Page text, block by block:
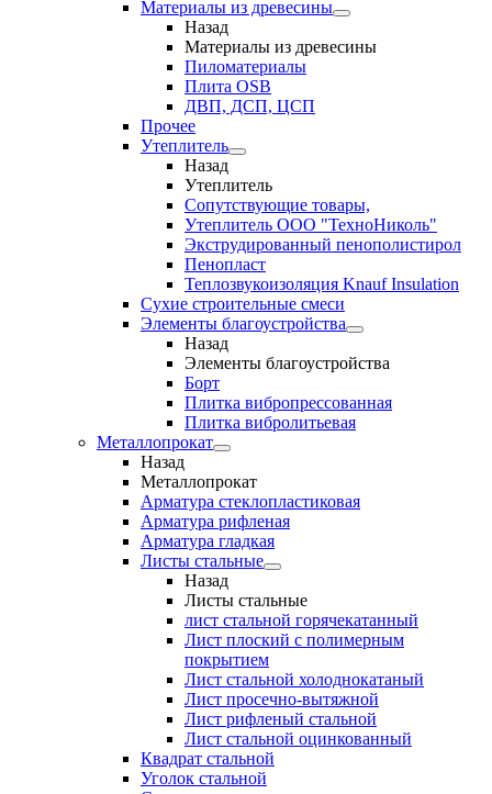
Материалы из древесины
Назад
Материалы из древесины
Пиломатериалы
Плита OSB
ДВП, ДСП, ЦСП
Прочее
Утеплитель
Назад
Утеплитель
Сопутствующие товары,
Утеплитель ООО "ТехноНиколь"
Экструдированный пенополистирол
Пенопласт
Теплозвукоизоляция Knauf Insulation
Сухие строительные смеси
Элементы благоустройства
Назад
Элементы благоустройства
Борт
Плитка вибропрессованная
Плитка вибролитьевая
Металлопрокат
Назад
Металлопрокат
Арматура стеклопластиковая
Арматура рифленая
Арматура гладкая
Листы стальные
Назад
Листы стальные
лист стальной горячекатанный
Лист плоский с полимерным
покрытием
Лист стальной холоднокатаный
Лист просечно-вытяжной
Лист рифленый стальной
Лист стальной оцинкованный
Квадрат стальной
Уголок стальной